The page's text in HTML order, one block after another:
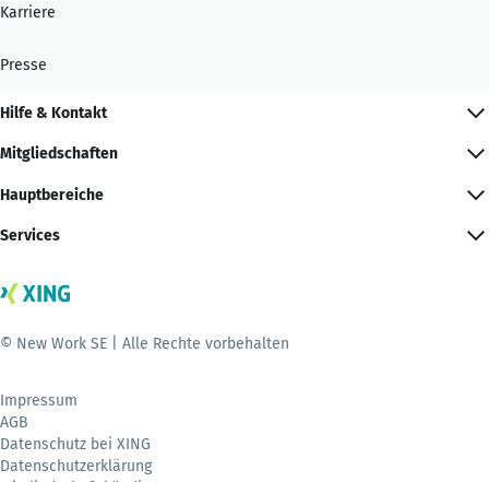
Karriere
Presse
Hilfe & Kontakt
Mitgliedschaften
Hauptbereiche
Services
© New Work SE | Alle Rechte vorbehalten
Impressum
AGB
Datenschutz bei XING
Datenschutzerklärung